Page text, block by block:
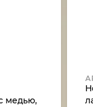
медью,